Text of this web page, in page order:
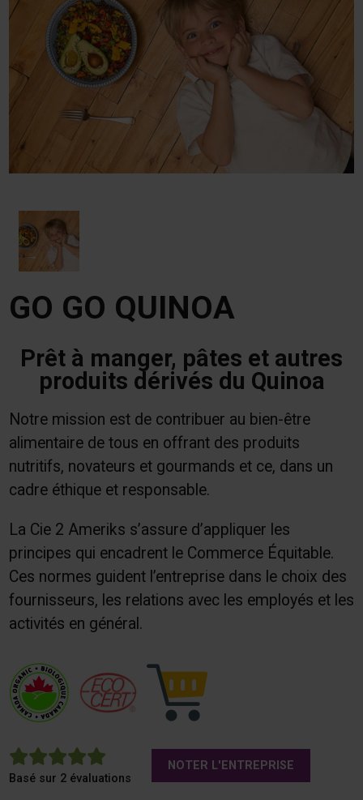
GO GO QUINOA
Prêt à manger, pâtes et autres
produits dérivés du Quinoa
Notre mission est de contribuer au bien-être
alimentaire de tous en offrant des produits
nutritifs, novateurs et gourmands et ce, dans un
cadre éthique et responsable.
La Cie 2 Ameriks s’assure d’appliquer les
principes qui encadrent le Commerce Équitable.
Ces normes guident l’entreprise dans le choix des
fournisseurs, les relations avec les employés et les
activités en général.
5
Basé sur 2 évaluations
NOTER L'ENTREPRISE